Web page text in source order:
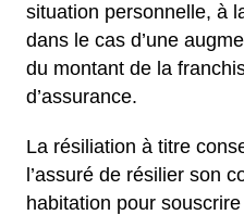
situation personnelle, à
dans le cas d’une
du montant de la
d’assurance.
La résiliation à titre
l’assuré de résilier son
habitation pour